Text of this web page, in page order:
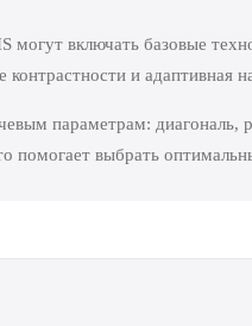
включать базовые
и адаптивная
параметрам: диагональ,
помогает выбрать